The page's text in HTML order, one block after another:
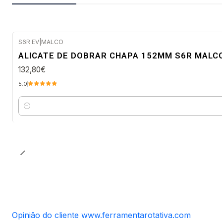
S6R EV MALCO
ALICATE DE DOBRAR CHAPA 152MM S6R
132,80€
5.0
Quantidade
Opinião do cliente www.ferramentarotativa.com